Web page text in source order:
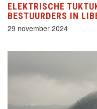
ELEKTRISCHE
BESTUURDERS IN
29 november 2024